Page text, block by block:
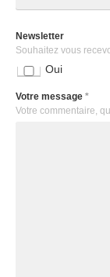
Newsletter
Souhaitez vous
Oui
Votre message *
Votre commentaire,